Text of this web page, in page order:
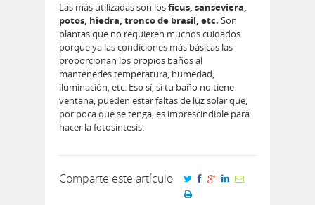
Las más utilizadas son losficus, sanseviera,
potos, hiedra, tronco de brasil, etc. Son
plantas que no requieren muchos cuidados
porque ya las condiciones más básicas las
proporcionan los propios baños al
mantenerles temperatura, humedad,
iluminación, etc. Eso sí, si tu baño no tiene
ventana, pueden estar faltas de luz solar que,
por poca que se tenga, es imprescindible para
hacer la fotosíntesis.
Comparte este artículo